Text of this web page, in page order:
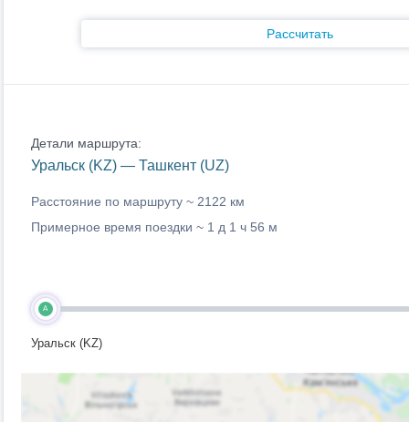
Рассчитать
Детали маршрута:
Уральск (KZ) — Ташкент (UZ)
Расстояние по маршруту ~ 2122 км
Примерное время поездки ~ 1 д 1 ч 56 м
A
Уральск (KZ)